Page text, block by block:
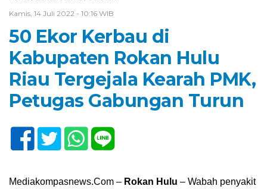
Kamis, 14 Juli 2022 - 10:16 WIB
50 Ekor Kerbau di
Kabupaten Rokan Hulu
Riau Tergejala Kearah PMK,
Petugas Gabungan Turun
Mediakompasnews.Com – Rokan Hulu – Wabah penyakit